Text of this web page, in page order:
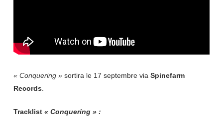
« Conquering » sortira le 17 septembre via Spinefarm
Records
Tracklist « Conquering » :